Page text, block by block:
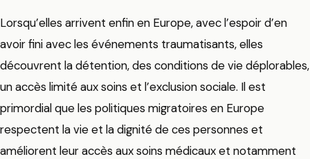
Lorsqu’elles arrivent enfin en Europe, avec l’espoir d’en
avoir fini avec les événements traumatisants, elles
découvrent la détention, des conditions de vie déplorables,
un accès limité aux soins et l’exclusion sociale. Il est
primordial que les politiques migratoires en Europe
respectent la vie et la dignité de ces personnes et
améliorent leur accès aux soins médicaux et notamment